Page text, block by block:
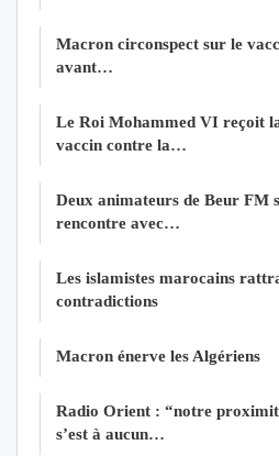
Macron circonspect sur le
avant…
Le Roi Mohammed VI reçoit
vaccin contre la…
Deux animateurs de Beur FM
rencontre avec…
Les islamistes marocains
contradictions
Macron énerve les Algériens
Radio Orient : “notre
s’est à aucun…